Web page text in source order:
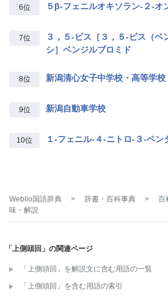
6位 ５β‐フェニルオキソラン‐２‐オ
7位
３，５‐ビス［３，５‐ビス（
シ］ベンジルブロミド
8位 新潟清心女子中学校・高等学校
9位 新潟自動車学校
10位 １‐フェニル‐４‐ニトロ‐３‐ペン
Weblio国語辞典 > 辞書・百科事典 > 百
味・解説
「上側頭回」の関連ページ
「上側頭回」を解説文に含む用語の一覧
「上側頭回」を含む用語の索引